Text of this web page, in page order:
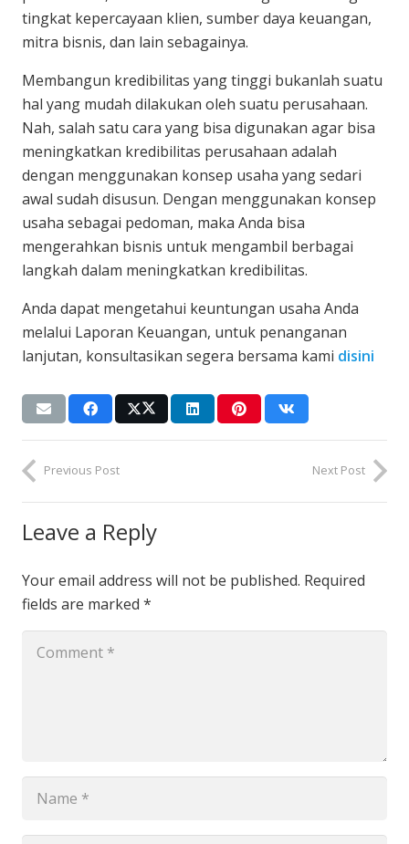
tingkat kepercayaan klien, sumber daya keuangan,
mitra bisnis, dan lain sebagainya.
Membangun kredibilitas yang tinggi bukanlah suatu
hal yang mudah dilakukan oleh suatu perusahaan.
Nah, salah satu cara yang bisa digunakan agar bisa
meningkatkan kredibilitas perusahaan adalah
dengan menggunakan konsep usaha yang sedari
awal sudah disusun. Dengan menggunakan konsep
usaha sebagai pedoman, maka Anda bisa
mengerahkan bisnis untuk mengambil berbagai
langkah dalam meningkatkan kredibilitas.
Anda dapat mengetahui keuntungan usaha Anda
melalui Laporan Keuangan, untuk penanganan
lanjutan, konsultasikan segera bersama kami disini
Previous Post Next Post
Leave a Reply
Your email address will not be published. Required
fields are marked *